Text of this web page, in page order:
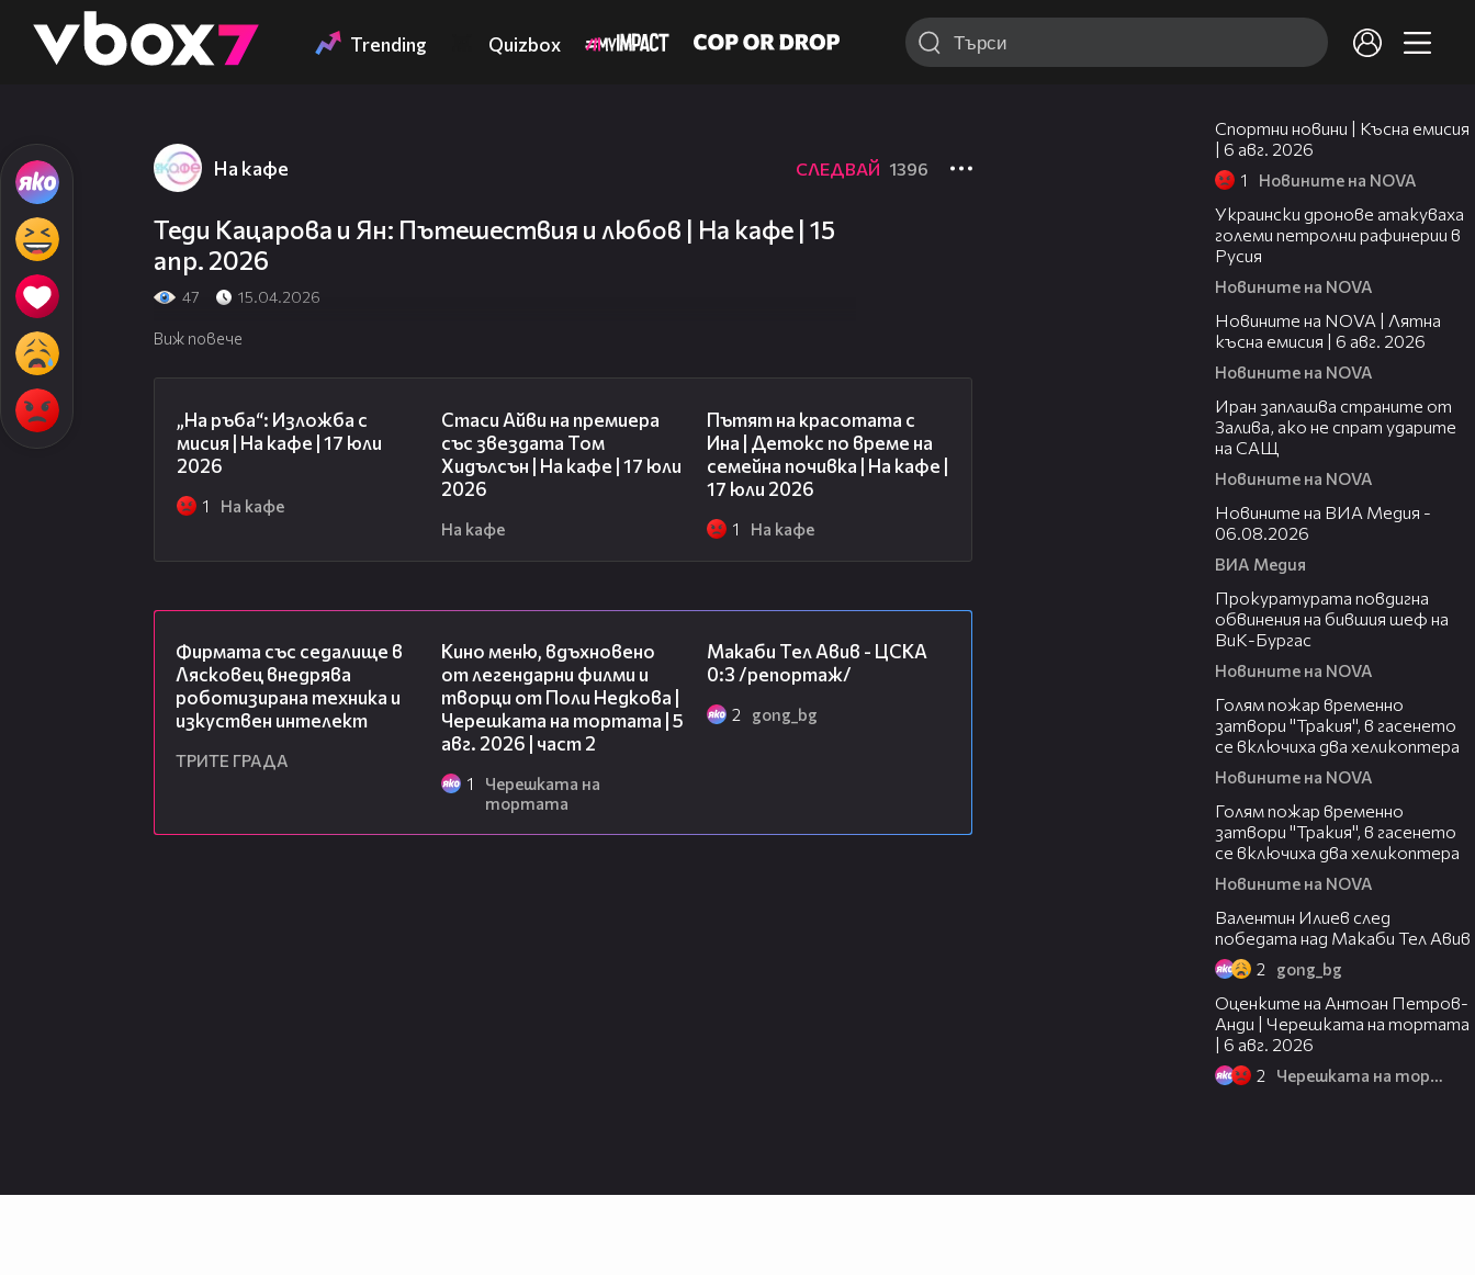
👾 Trending Quizbox
На кафе СЛЕДВАЙ 1396
Теди Кацарова и Ян: Пътешествия и любов | На кафе | 15
апр. 2026
47 15.04.2026
Виж повече
„На ръба“: Изложба с
мисия | На кафе | 17 юли
2026
1 На кафе
Стаси Айви на премиера
със звездата Том
Хидълсън | На кафе | 17 юли
2026
На кафе
Пътят на красотата с
Ина | Детокс по време на
семейна почивка | На кафе |
17 юли 2026
1 На кафе
Фирмата със седалище в
Лясковец внедрява
роботизирана техника и
изкуствен интелект
ТРИТЕ ГРАДА
Кино меню, вдъхновено
от легендарни филми и
творци от Поли Недкова |
Черешката на тортата | 5
авг. 2026 | част 2
1
Черешката на
тортата
Макаби Тел Авив - ЦСКА
0:3 /репортаж/
2 gong_bg
Спортни новини | Късна емисия
| 6 авг. 2026
1 Новините на NOVA
Украински дронове атакуваха
големи петролни рафинерии в
Русия
Новините на NOVA
Новините на NOVA | Лятна
късна емисия | 6 авг. 2026
Новините на NOVA
Иран заплашва страните от
Залива, ако не спрат ударите
на САЩ
Новините на NOVA
Новините на ВИА Медия -
06.08.2026
ВИА Медия
Прокуратурата повдигна
обвинения на бившия шеф на
ВиК-Бургас
Новините на NOVA
Голям пожар временно
затвори "Тракия", в гасенето
се включиха два хеликоптера
Новините на NOVA
Голям пожар временно
затвори "Тракия", в гасенето
се включиха два хеликоптера
Новините на NOVA
Валентин Илиев след
победата над Макаби Тел Авив
2 gong_bg
Оценките на Антоан Петров-
Анди | Черешката на тортата
| 6 авг. 2026
2 Черешката на тортата